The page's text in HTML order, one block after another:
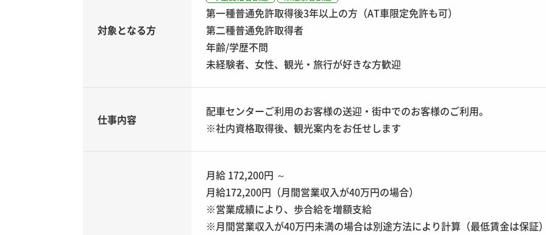
対象となる方
第一種普通免許取得後3年以上の方（AT車限定免許も可）
第二種普通免許取得者
年齢/学歴不問
未経験者、女性、観光・旅行が好きな方歓迎
仕事内容
配車センターご利用のお客様の送迎・街中でのお客様のご利用。
※社内資格取得後、観光案内をお任せします
月給 172,200円 ～
月給172,200円（月間営業収入が40万円の場合）
※営業成績により、歩合給を増額支給
※月間営業収入が40万円未満の場合は別途方法により計算（最低賃金は保証